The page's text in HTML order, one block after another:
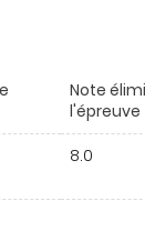
Note
l'épreuve
8.0